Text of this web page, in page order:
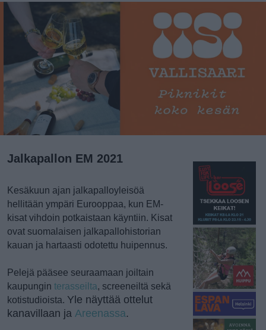
Jalkapallon EM 2021
Kesäkuun ajan jalkapalloyleisöä
hellitään ympäri Eurooppaa, kun EM-
kisat vihdoin potkaistaan käyntiin. Kisat
ovat suomalaisen jalkapallohistorian
kauan ja hartaasti odotettu huipennus.
Pelejä pääsee seuraamaan joiltain
kaupungin terasseilta, screeneiltä sekä
kotistudioista. Yle näyttää ottelut
kanavillaan ja Areenassa.